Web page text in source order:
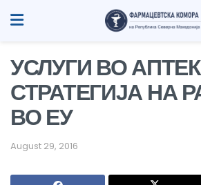
УСЛУГИ ВО
СТРАТЕГИЈА НА
ВО ЕУ
August 29, 2016